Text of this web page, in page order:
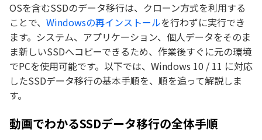
OSを含むSSDのデータ移行は、クローン方式を利用する
ことで、 Windowsの再インストールを行わずに実行でき
ます。システム、アプリケーション、個人データをそのま
ま新しいSSDへコピーできるため、作業後すぐに元の環境
でPCを使用可能です。以下では、Windows 10 / 11 に対応
したSSDデータ移行の基本手順を、順を追って解説しま
す。
動画でわかるSSDデータ移行の全体手順